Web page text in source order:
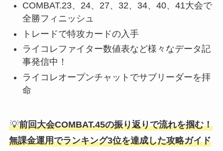
COMBAT.23、24、27、32、34、40、41大会で
全勝フィニッシュ
トレードで特攻カードの入手
ライコレファイター数値表など様々なデータ記
事発信中！
ライコレオープンチャットでサブリーダーを拝
命
💡前回大会COMBAT.45の振り返りで流れを掴む！
無課金運用でランキング3位を達成した攻略ガイド